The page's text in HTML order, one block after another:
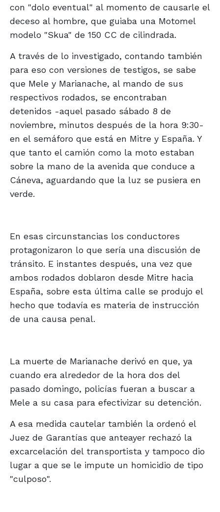
con "dolo eventual" al momento de causarle el
deceso al hombre, que guiaba una Motomel
modelo "Skua" de 150 CC de cilindrada.
A través de lo investigado, contando también
para eso con versiones de testigos, se sabe
que Mele y Marianache, al mando de sus
respectivos rodados, se encontraban
detenidos -aquel pasado sábado 8 de
noviembre, minutos después de la hora 9:30-
en el semáforo que está en Mitre y España. Y
que tanto el camión como la moto estaban
sobre la mano de la avenida que conduce a
Cáneva, aguardando que la luz se pusiera en
verde.
En esas circunstancias los conductores
protagonizaron lo que sería una discusión de
tránsito. E instantes después, una vez que
ambos rodados doblaron desde Mitre hacia
España, sobre esta última calle se produjo el
hecho que todavía es materia de instrucción
de una causa penal.
La muerte de Marianache derivó en que, ya
cuando era alrededor de la hora dos del
pasado domingo, policías fueran a buscar a
Mele a su casa para efectivizar su detención.
A esa medida cautelar también la ordenó el
Juez de Garantías que anteayer rechazó la
excarcelación del transportista y tampoco dio
lugar a que se le impute un homicidio de tipo
"culposo".